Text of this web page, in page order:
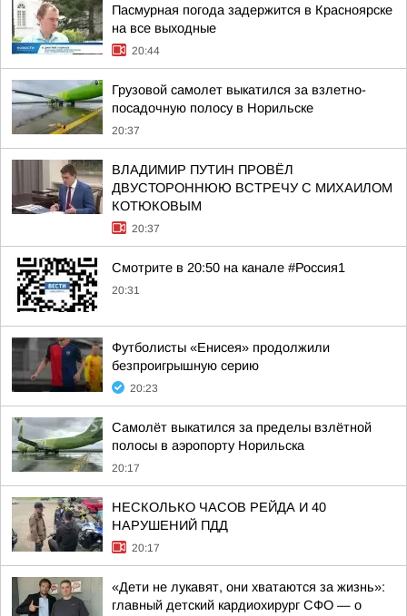
Пасмурная погода задержится в Красноярске
на все выходные
20:44
Грузовой самолет выкатился за взлетно-
посадочную полосу в Норильске
20:37
ВЛАДИМИР ПУТИН ПРОВЁЛ
ДВУСТОРОННЮЮ ВСТРЕЧУ С МИХАИЛОМ
КОТЮКОВЫМ
20:37
Смотрите в 20:50 на канале #Россия1
20:31
Футболисты «Енисея» продолжили
безпроигрышную серию
20:23
Самолёт выкатился за пределы взлётной
полосы в аэропорту Норильска
20:17
НЕСКОЛЬКО ЧАСОВ РЕЙДА И 40
НАРУШЕНИЙ ПДД
20:17
«Дети не лукавят, они хватаются за жизнь»:
главный детский кардиохирург СФО — о